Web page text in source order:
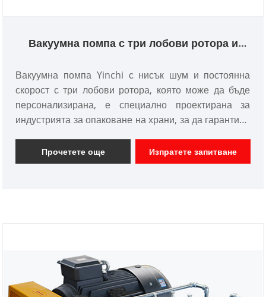
Вакуумна помпа с три лобови ротора и
Вакуумна помпа Yinchi с нисък шум и постоянна
скорост с три лобови ротора, която може да бъде
персонализирана, е специално проектирана за
индустрията за опаковане на храни, за да гарантира
технологията на Roots blower за ефективно
извършване на вакуумно опаковане, като по този
Прочетете още Изпратете запитване